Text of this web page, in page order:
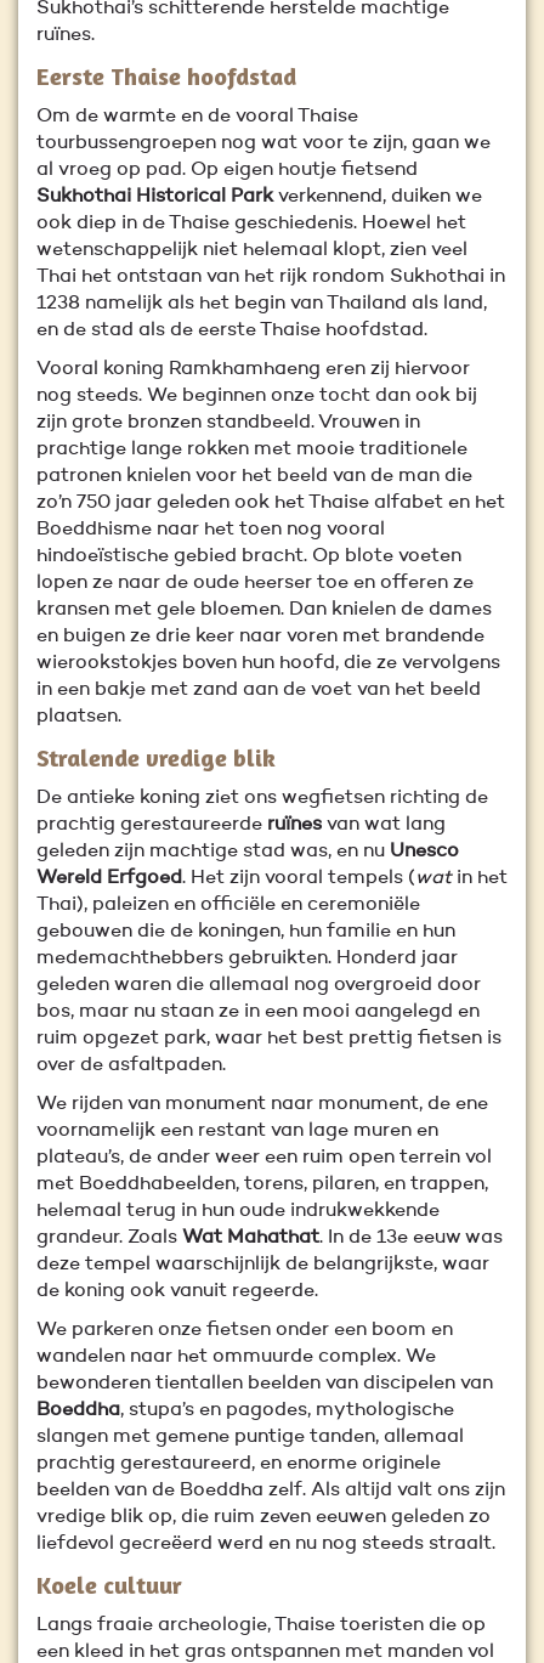
Sukhothai’s schitterende herstelde machtige
ruïnes.
Eerste Thaise hoofdstad
Om de warmte en de vooral Thaise
tourbussengroepen nog wat voor te zijn, gaan we
al vroeg op pad. Op eigen houtje fietsend
Sukhothai Historical Parkverkennend, duiken we
ook diep in de Thaise geschiedenis. Hoewel het
wetenschappelijk niet helemaal klopt, zien veel
Thai het ontstaan van het rijk rondom Sukhothai in
1238 namelijk als het begin van Thailand als land,
en de stad als de eerste Thaise hoofdstad.
Vooral koning Ramkhamhaeng eren zij hiervoor
nog steeds. We beginnen onze tocht dan ook bij
zijn grote bronzen standbeeld. Vrouwen in
prachtige lange rokken met mooie traditionele
patronen knielen voor het beeld van de man die
zo’n 750 jaar geleden ook het Thaise alfabet en het
Boeddhisme naar het toen nog vooral
hindoeïstische gebied bracht. Op blote voeten
lopen ze naar de oude heerser toe en offeren ze
kransen met gele bloemen. Dan knielen de dames
en buigen ze drie keer naar voren met brandende
wierookstokjes boven hun hoofd, die ze vervolgens
in een bakje met zand aan de voet van het beeld
plaatsen.
Stralende vredige blik
De antieke koning ziet ons wegfietsen richting de
prachtig gerestaureerde ruïnes van wat lang
geleden zijn machtige stad was, en nu Unesco
Wereld Erfgoed. Het zijn vooral tempels (watin het
Thai), paleizen en officiële en ceremoniële
gebouwen die de koningen, hun familie en hun
medemachthebbers gebruikten. Honderd jaar
geleden waren die allemaal nog overgroeid door
bos, maar nu staan ze in een mooi aangelegd en
ruim opgezet park, waar het best prettig fietsen is
over de asfaltpaden.
We rijden van monument naar monument, de ene
voornamelijk een restant van lage muren en
plateau’s, de ander weer een ruim open terrein vol
met Boeddhabeelden, torens, pilaren, en trappen,
helemaal terug in hun oude indrukwekkende
grandeur. Zoals Wat Mahathat. In de 13e eeuw was
deze tempel waarschijnlijk de belangrijkste, waar
de koning ook vanuit regeerde.
We parkeren onze fietsen onder een boom en
wandelen naar het ommuurde complex. We
bewonderen tientallen beelden van discipelen van
Boeddha, stupa’s en pagodes, mythologische
slangen met gemene puntige tanden, allemaal
prachtig gerestaureerd, en enorme originele
beelden van de Boeddha zelf. Als altijd valt ons zijn
vredige blik op, die ruim zeven eeuwen geleden zo
liefdevol gecreëerd werd en nu nog steeds straalt.
Koele cultuur
Langs fraaie archeologie, Thaise toeristen die op
een kleed in het gras ontspannen met manden vol